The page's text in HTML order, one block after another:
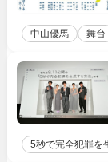
中山優馬 舞台
5秒で完全犯罪を